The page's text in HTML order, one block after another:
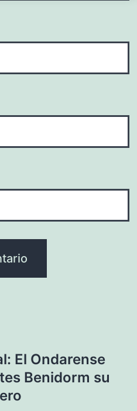
El Ondarense
Benidorm su